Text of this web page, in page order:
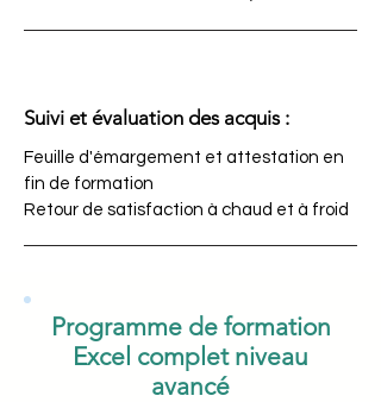
Suivi et évaluation des acquis :
Feuille d'émargement et attestation en
fin de formation
Retour de satisfaction à chaud et à froid
Programme de formation
Excel complet niveau
avancé